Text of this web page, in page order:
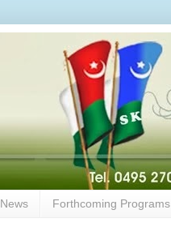
News Forthcoming Programs